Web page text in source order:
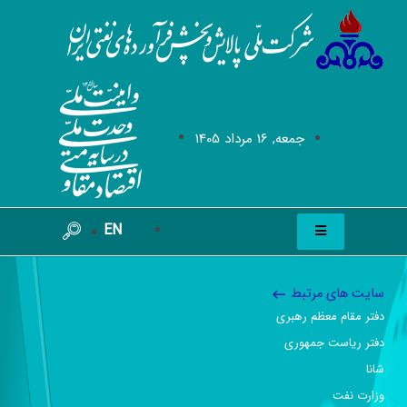
جمعه, 16 مرداد 1405
EN
سایت های مرتبط
دفتر مقام معظم رهبری
دفتر ریاست جمهوری
شانا
وزارت نفت